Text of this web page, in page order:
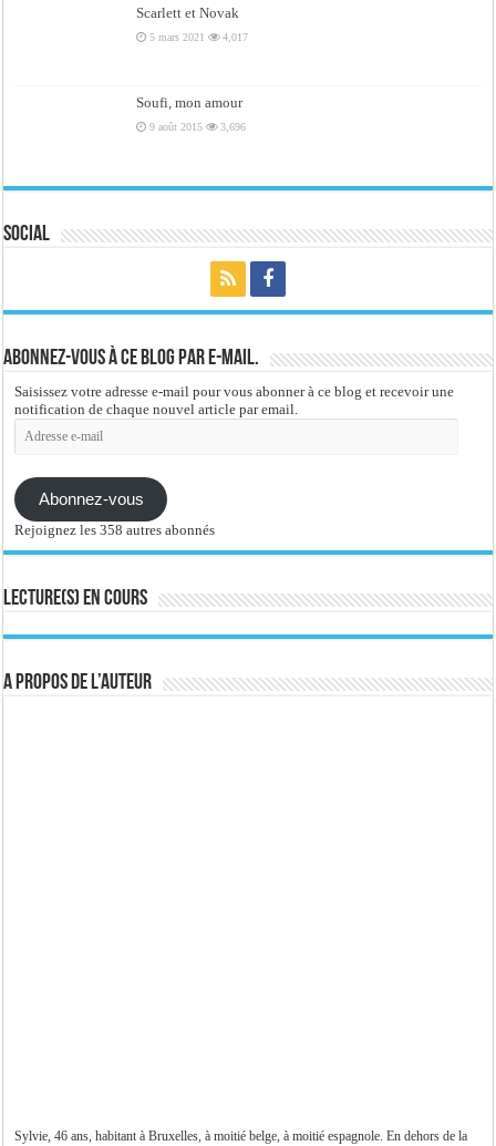
Scarlett et Novak
5 mars 2021 4,017
Soufi, mon amour
9 août 2015 3,696
Social
Abonnez-vous à ce blog par e-mail.
Saisissez votre adresse e-mail pour vous abonner à ce blog et recevoir une
notification de chaque nouvel article par email.
Adresse
e-
Abonnez-vous
Rejoignez les 358 autres abonnés
Lecture(s) en cours
A propos de l’auteur
Sylvie, 46 ans, habitant à Bruxelles, à moitié belge, à moitié espagnole. En dehors de la